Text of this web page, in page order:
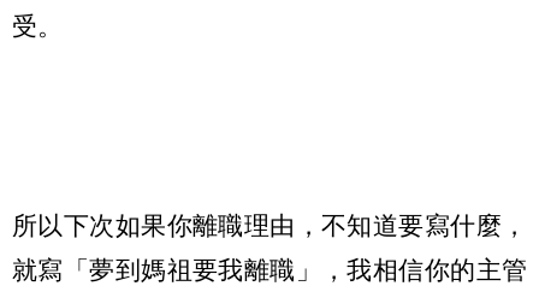
受。
所以下次如果你離職理由，不知道要寫什麼，
就寫「夢到媽祖要我離職」，我相信你的主管